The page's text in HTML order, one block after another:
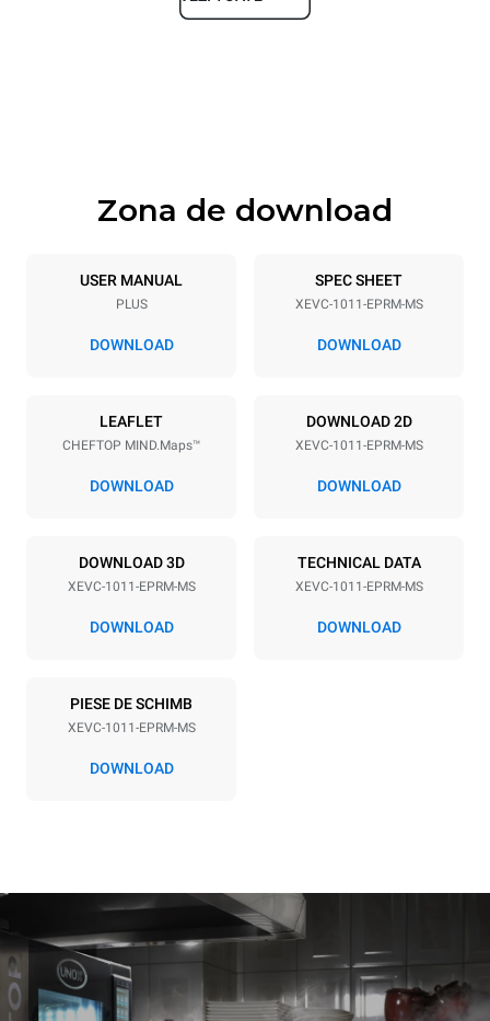
Dimensiuni
Specificații ale tigăiei
10 GN 1/1
Distance between trays
Alimentație electrică
380-415V 3N~ / 220-240V
3~
18,5 kW
50 / 60 Hz NU INCLUS
36,6 kWh/zile
Gas Protocol
Estimare calculată în ipoteza
utilizării zilnice a cuptorului (300
6 încărcături ușoare de pui
prăjit (20% încărcătură)
Estimare calculată în ipoteza
săptămânale (42 de
săptămâni/an):
1 spălare lungă
1 spălare medie
Zona de download
USER MANUAL
PLUS
DOWNLOAD
SPEC SHEET
XEVC-1011-EPRM-MS
DOWNLOAD
LEAFLET
CHEFTOP MIND.Maps™
DOWNLOAD
DOWNLOAD 2D
XEVC-1011-EPRM-MS
DOWNLOAD
DOWNLOAD 3D
XEVC-1011-EPRM-MS
DOWNLOAD
TECHNICAL DATA
XEVC-1011-EPRM-MS
DOWNLOAD
PIESE DE SCHIMB
XEVC-1011-EPRM-MS
DOWNLOAD